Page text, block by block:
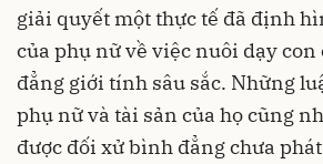
giải quyết một thực tế đã định
của phụ nữ về việc nuôi dạy
đẳng giới tính sâu sắc. Những
phụ nữ và tài sản của họ cũng
được đối xử bình đẳng chưa